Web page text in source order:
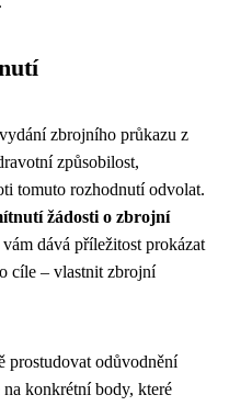
zbrojního průkazu z
způsobilost,
tomuto rozhodnutí odvolat.
žádosti o zbrojní
dává příležitost prokázat
cíle – vlastnit zbrojní
prostudovat odůvodnění
na konkrétní body, které